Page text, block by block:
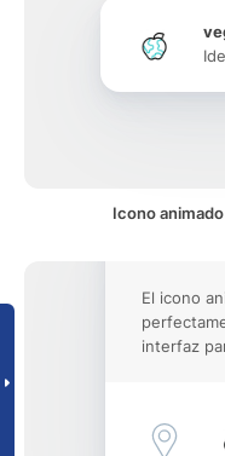
Icono
El icono
interfaz